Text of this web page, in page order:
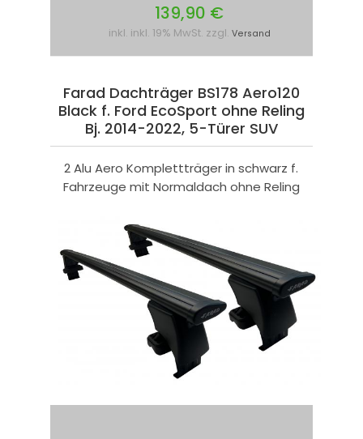
139,90 €
inkl. inkl. 19% MwSt. zzgl. Versand
Farad Dachträger BS178 Aero120
Black f. Ford EcoSport ohne Reling
Bj. 2014-2022, 5-Türer SUV
2 Alu Aero Komplettträger in schwarz f.
Fahrzeuge mit Normaldach ohne Reling